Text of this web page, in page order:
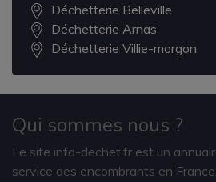
Déchetterie Belleville
Déchetterie Arnas
Déchetterie Villie-morgon
Qui sommes nous ?
Le site info-dechet.fr est un
service des encombrants en